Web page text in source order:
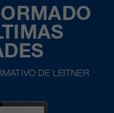
DE LEITNER